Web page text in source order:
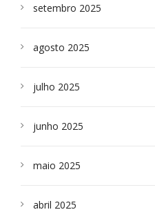
setembro 2025
agosto 2025
julho 2025
junho 2025
maio 2025
abril 2025